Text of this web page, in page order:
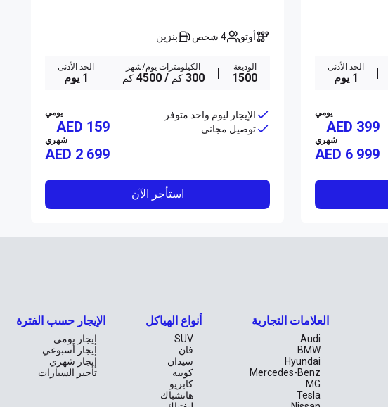
الحد الأدنى
1 يوم
يومي
AED 399
شهري
AED 6 999
أوتو 4 شخص بنزين
الوديعة
1500
الكيلومترات يوم/شهر
300 كم / 4500 كم
الحد الأدنى
1 يوم
الإيجار ليوم واحد متوفر
توصيل مجاني
يومي
AED 159
شهري
AED 2 699
استأجر الآن
العلامات التجارية
Audi
BMW
Hyundai
Mercedes-Benz
MG
Tesla
أنواع الهياكل
SUV
فان
سيدان
كوبيه
كابريو
هاتشباك
الإيجار حسب الفترة
إيجار يومي
إيجار أسبوعي
إيجار شهري
تأجير السيارات